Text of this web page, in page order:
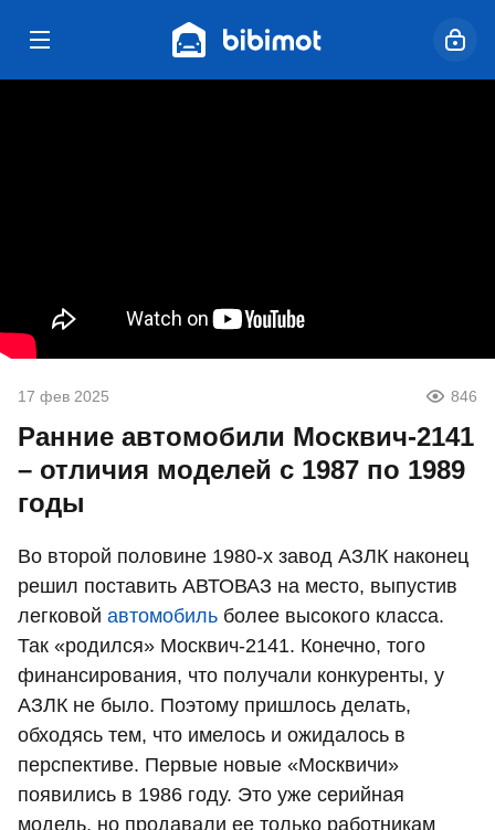
17 фев 2025 846
Ранние автомобили Москвич-2141
– отличия моделей с 1987 по 1989
годы
Во второй половине 1980-х завод АЗЛК наконец
решил поставить АВТОВАЗ на место, выпустив
легковой автомобиль более высокого класса.
Так «родился» Москвич-2141. Конечно, того
финансирования, что получали конкуренты, у
АЗЛК не было. Поэтому пришлось делать,
обходясь тем, что имелось и ожидалось в
перспективе. Первые новые «Москвичи»
появились в 1986 году. Это уже серийная
модель, но продавали ее только работникам